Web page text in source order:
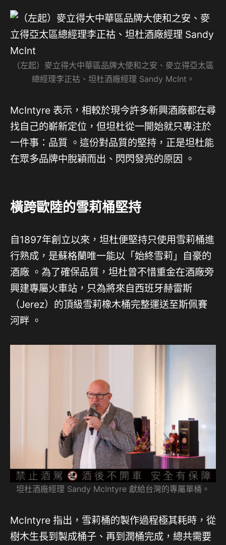
（左起）麥立得大中華區品牌大使和之安、麥立得亞太區
總經理李正祜、坦杜酒廠經理 Sandy McInt。
McIntyre 表示，相較於現今許多新興酒廠都在尋
找自己的嶄新定位，但坦杜從一開始就只專注於
一件事：品質 。這份對品質的堅持，正是坦杜能
在眾多品牌中脫穎而出、閃閃發亮的原因 。
橫跨歐陸的雪莉桶堅持
自1897年創立以來，坦杜便堅持只使用雪莉桶進
行熟成，是蘇格蘭唯一能以「始終雪莉」自豪的
酒廠 。為了確保品質，坦杜曾不惜重金在酒廠旁
興建專屬火車站，只為將來自西班牙赫雷斯
（Jerez）的頂級雪莉橡木桶完整運送至斯佩賽
河畔 。
坦杜酒廠經理 Sandy McIntyre 獻給台灣的專屬單桶。
McIntyre 指出，雪莉桶的製作過程極其耗時，從
樹木生長到製成桶子、再到潤桶完成，總共需要